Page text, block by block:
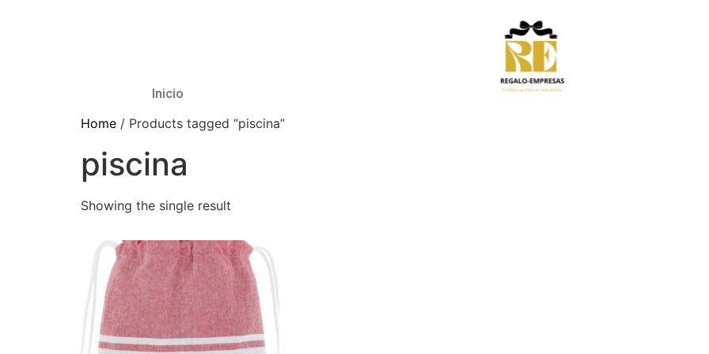
Inicio
Home / Products tagged “piscina”
piscina
Showing the single result